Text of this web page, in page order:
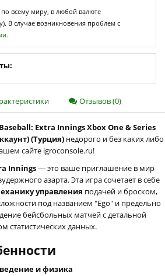
всему миру, в любой валюте
В случае возникновения проблем с
Отзывов (0)
Extra Innings Xbox One & Series
(Турция) недорого и без каких либо
сайте igroconsole.ru!
Innings— это ваше приглашение в мир
азарта. Эта игра сочетает в себе
управления подачей и броском,
под названием "Ego" и предельно
бейсбольных матчей с детальной
статистических данных.
и физика